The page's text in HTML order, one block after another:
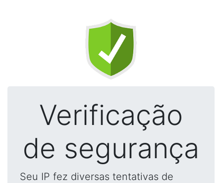
Verificação
de segurança
Seu IP fez diversas tentativas de